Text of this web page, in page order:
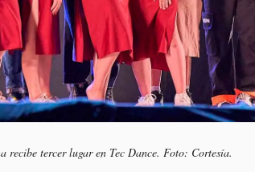
recibe tercer lugar en Tec Dance. Foto: Cortesía.